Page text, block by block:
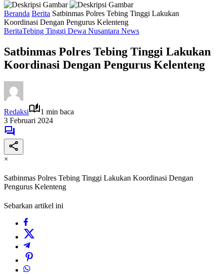
Beranda Berita Satbinmas Polres Tebing Tinggi Lakukan
Koordinasi Dengan Pengurus Kelenteng
BeritaTebing Tinggi Dewa Nusantara News
Satbinmas Polres Tebing Tinggi Lakukan
Koordinasi Dengan Pengurus Kelenteng
Redaksi
1 min baca
3 Februari 2024
×
Satbinmas Polres Tebing Tinggi Lakukan Koordinasi Dengan
Pengurus Kelenteng
Sebarkan artikel ini